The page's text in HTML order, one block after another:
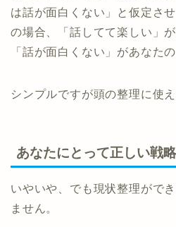
は話が面白くない」と仮定さ
の場合、「話してて楽しい」
「話が面白くない」があなた
シンプルですが頭の整理に使え
あなたにとって正しい戦
いやいや、でも現状整理がで
ません。